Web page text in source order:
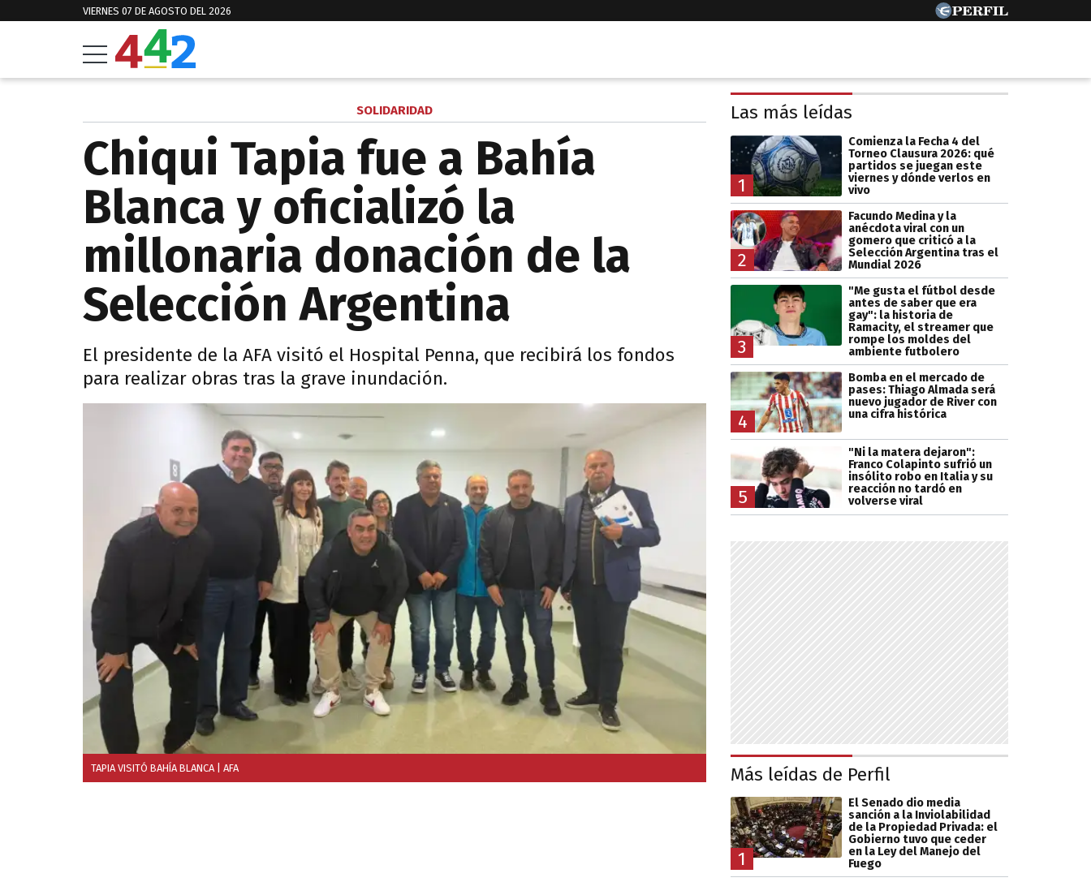
VIERNES 07 DE AGOSTO DEL 2026
SOLIDARIDAD
Chiqui Tapia fue a Bahía
Blanca y oficializó la
millonaria donación de la
Selección Argentina
El presidente de la AFA visitó el Hospital Penna, que recibirá los fondos
para realizar obras tras la grave inundación.
TAPIA VISITÓ BAHÍA BLANCA | AFA
Las más leídas
1
Comienza la Fecha 4 del
Torneo Clausura 2026: qué
partidos se juegan este
viernes y dónde verlos en
vivo
2
Facundo Medina y la
anécdota viral con un
gomero que criticó a la
Selección Argentina tras el
Mundial 2026
3
"Me gusta el fútbol desde
antes de saber que era
gay": la historia de
Ramacity, el streamer que
rompe los moldes del
ambiente futbolero
4
Bomba en el mercado de
pases: Thiago Almada será
nuevo jugador de River con
una cifra histórica
5
"Ni la matera dejaron":
Franco Colapinto sufrió un
insólito robo en Italia y su
reacción no tardó en
volverse viral
Más leídas de Perfil
1
El Senado dio media
sanción a la Inviolabilidad
de la Propiedad Privada: el
Gobierno tuvo que ceder
en la Ley del Manejo del
Fuego